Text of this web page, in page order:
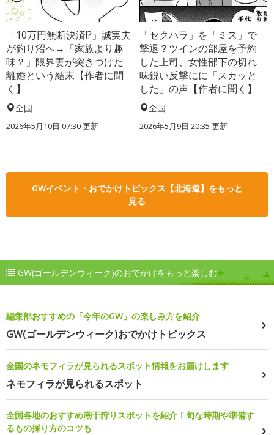
「10万円無断決済!?」誠実夫
が釣り沼へ→「家族より趣
味？」限界妻が突きつけた
離婚という結末【作者に聞
く】
全国
2026年5月10日 07:30 更新
「セクハラ」を「ミス」で
撃退？ツインの部屋を予約
した上司、女性部下の切れ
味鋭い反撃にに「スカッと
した」の声【作者に聞く】
全国
2026年5月9日 20:35 更新
GWイベント・おでかけトピックス【北海道】をもっと
見る
GW(ゴールデンウィーク)のおでかけをもっと楽しむ
編集部おすすめの「今年のGW」の楽しみ方を紹介
GW(ゴールデンウィーク)おでかけトピックス
全国のネモフィラが見られるスポット情報をお届けします
ネモフィラが見られるスポット
全国各地のおすすめ潮干狩りスポットを紹介！旬な時期や準備す
るもの採り方のコツも